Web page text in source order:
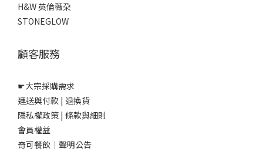
H&W 英倫薇朶
STONEGLOW
顧客服務
☛大宗採購需求
運送與付款 | 退換貨
隱私權政策 | 條款與細則
會員權益
奇可餐飲｜聲明公告